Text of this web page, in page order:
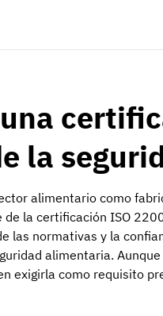
la
alimentario como
la certificación ISO
las normativas y la
alimentaria.
exigirla como requisito